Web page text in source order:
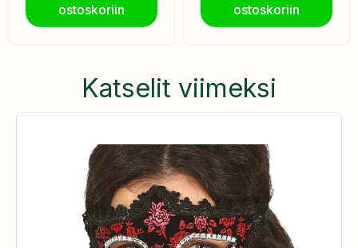
ostoskoriin
ostoskoriin
Katselit viimeksi